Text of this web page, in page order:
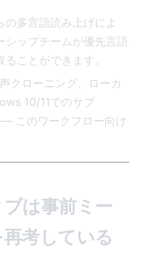
多言語読み上げによ
シップチームが優先言語
ことができます。
クローニング、ローカ
10/11でのサブ
このワークフロー向け
は事前ミー
考している